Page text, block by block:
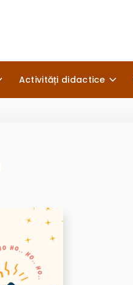
Activități didactice